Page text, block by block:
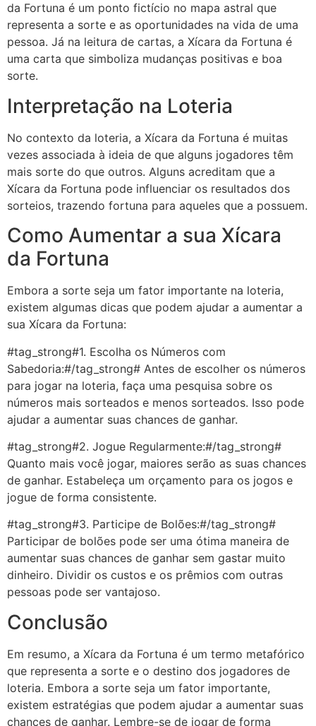
da Fortuna é um ponto fictício no mapa astral que
representa a sorte e as oportunidades na vida de uma
pessoa. Já na leitura de cartas, a Xícara da Fortuna é
uma carta que simboliza mudanças positivas e boa
sorte.
Interpretação na Loteria
No contexto da loteria, a Xícara da Fortuna é muitas
vezes associada à ideia de que alguns jogadores têm
mais sorte do que outros. Alguns acreditam que a
Xícara da Fortuna pode influenciar os resultados dos
sorteios, trazendo fortuna para aqueles que a possuem.
Como Aumentar a sua Xícara
da Fortuna
Embora a sorte seja um fator importante na loteria,
existem algumas dicas que podem ajudar a aumentar a
sua Xícara da Fortuna:
#tag_strong#1. Escolha os Números com
Sabedoria:#/tag_strong# Antes de escolher os números
para jogar na loteria, faça uma pesquisa sobre os
números mais sorteados e menos sorteados. Isso pode
ajudar a aumentar suas chances de ganhar.
#tag_strong#2. Jogue Regularmente:#/tag_strong#
Quanto mais você jogar, maiores serão as suas chances
de ganhar. Estabeleça um orçamento para os jogos e
jogue de forma consistente.
#tag_strong#3. Participe de Bolões:#/tag_strong#
Participar de bolões pode ser uma ótima maneira de
aumentar suas chances de ganhar sem gastar muito
dinheiro. Dividir os custos e os prêmios com outras
pessoas pode ser vantajoso.
Conclusão
Em resumo, a Xícara da Fortuna é um termo metafórico
que representa a sorte e o destino dos jogadores de
loteria. Embora a sorte seja um fator importante,
existem estratégias que podem ajudar a aumentar suas
chances de ganhar. Lembre-se de jogar de forma